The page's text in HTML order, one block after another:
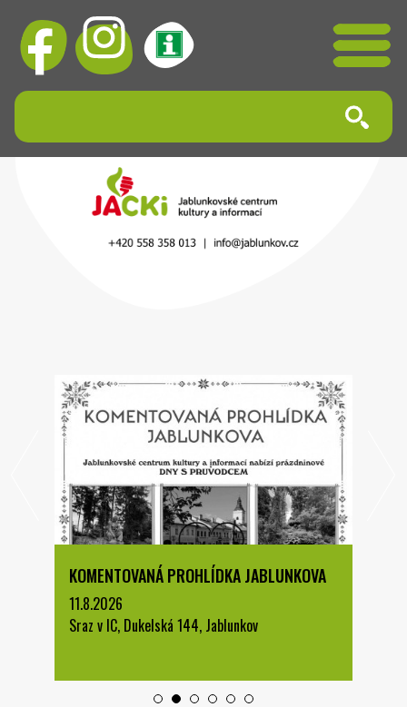
KOMENTOVANÁ PROHLÍDKA JABLUNKOVA
11.8.2026
Sraz v IC, Dukelská 144, Jablunkov